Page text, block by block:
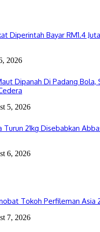
Diperintah Bayar RM1.4
2026
Dipanah Di Padang Bola,
5, 2026
Turun 21kg Disebabkan
6, 2026
Tokoh Perfileman Asia
7, 2026